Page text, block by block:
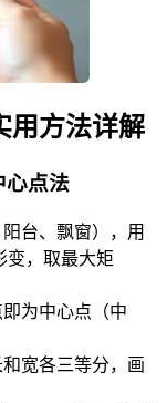
用方法详解
点法
台、飘窗），用
变，取最大矩
为中心点（中
宽各三等分，画